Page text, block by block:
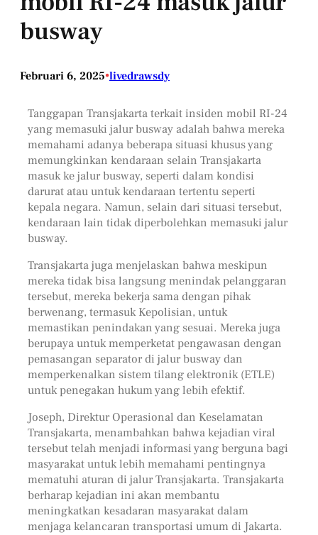
busway
Februari 6, 2025•livedrawsdy
Tanggapan Transjakarta terkait insiden mobil RI-24
yang memasuki jalur busway adalah bahwa mereka
memahami adanya beberapa situasi khusus yang
memungkinkan kendaraan selain Transjakarta
masuk ke jalur busway, seperti dalam kondisi
darurat atau untuk kendaraan tertentu seperti
kepala negara. Namun, selain dari situasi tersebut,
kendaraan lain tidak diperbolehkan memasuki jalur
busway.
Transjakarta juga menjelaskan bahwa meskipun
mereka tidak bisa langsung menindak pelanggaran
tersebut, mereka bekerja sama dengan pihak
berwenang, termasuk Kepolisian, untuk
memastikan penindakan yang sesuai. Mereka juga
berupaya untuk memperketat pengawasan dengan
pemasangan separator di jalur busway dan
memperkenalkan sistem tilang elektronik (ETLE)
untuk penegakan hukum yang lebih efektif.
Joseph, Direktur Operasional dan Keselamatan
Transjakarta, menambahkan bahwa kejadian viral
tersebut telah menjadi informasi yang berguna bagi
masyarakat untuk lebih memahami pentingnya
mematuhi aturan di jalur Transjakarta. Transjakarta
berharap kejadian ini akan membantu
meningkatkan kesadaran masyarakat dalam
menjaga kelancaran transportasi umum di Jakarta.